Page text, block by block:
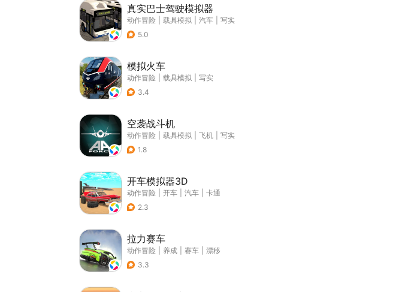
真实巴士驾驶模拟器
动作冒险 载具模拟 汽车
写实
5.0
模拟火车
动作冒险 载具模拟
写实
3.4
空袭战斗机
动作冒险 载具模拟 飞机
写实
1.8
开车模拟器3D
动作冒险 开车 汽车
卡通
2.3
拉力赛车
动作冒险 养成 赛车
漂移
3.3